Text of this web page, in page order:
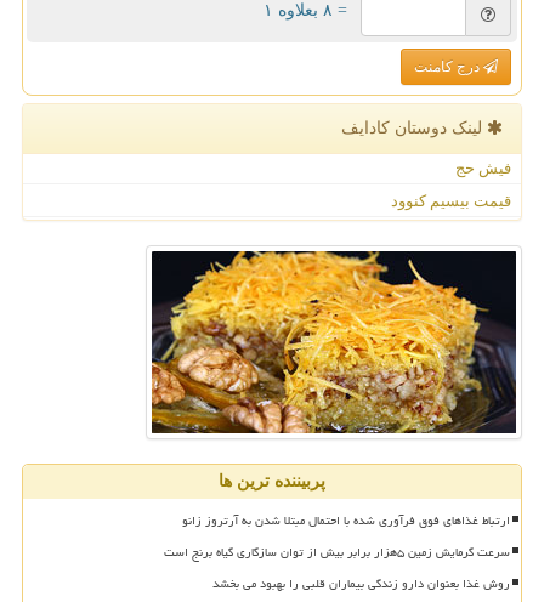
= ۸ بعلاوه ۱
درج کامنت
لینک دوستان كادایف
فیش حج
قیمت بیسیم کنوود
پربیننده ترین ها
ارتباط غذاهای فوق فرآوری شده با احتمال مبتلا شدن به آرتروز زانو
سرعت گرمایش زمین ۵هزار برابر بیش از توان سازگاری گیاه برنج است
روش غذا بعنوان دارو زندگی بیماران قلبی را بهبود می بخشد